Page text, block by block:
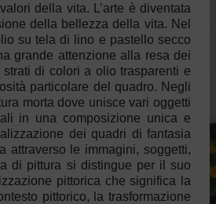
della vita. L’arte è diventata
della bellezza della vita. Nel
su tela di lino e pastello secco
grande attenzione alla resa dei
di colori a olio trasparenti e
particolare del quadro. Negli
morta dove unisce vari oggetti
in una composizione unica e
dei quadri di fantasia
attraverso le immagini, soggetti,
di pittura si distingue per il suo
pittorica che significa la
pittorico, la trasformazione